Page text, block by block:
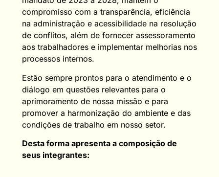
compromisso com a transparência, eficiência
na administração e acessibilidade na resolução
de conflitos, além de fornecer assessoramento
aos trabalhadores e implementar melhorias nos
processos internos.
Estão sempre prontos para o atendimento e o
diálogo em questões relevantes para o
aprimoramento de nossa missão e para
promover a harmonização do ambiente e das
condições de trabalho em nosso setor.
Desta forma apresenta a composição de
seus integrantes: